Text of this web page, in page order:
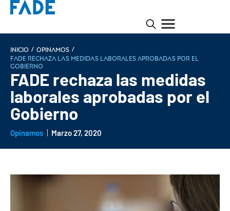
INICIO / Opinamos /
FADE rechaza las medidas laborales aprobadas por el
Gobierno
FADE rechaza las medidas
laborales aprobadas por el
Gobierno
Opinamos Marzo 27, 2020